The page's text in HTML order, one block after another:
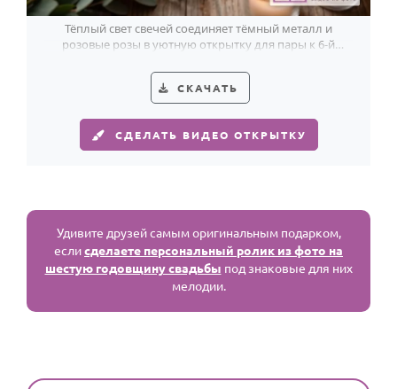
Тёплый свет свечей соединяет тёмный металл и
розовые розы в уютную открытку для пары к 6-й
СКАЧАТЬ
СДЕЛАТЬ ВИДЕО ОТКРЫТКУ
Удивите друзей самым оригинальным подарком,
еслисделаете персональный ролик из фото на
шестую годовщину свадьбы под знаковые для них
мелодии.